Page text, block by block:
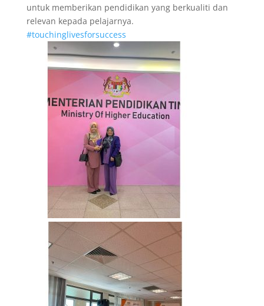
untuk memberikan pendidikan yang berkualiti dan
relevan kepada pelajarnya.
#touchinglivesforsuccess